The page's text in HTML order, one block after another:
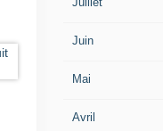
Juin
Mai
Avril